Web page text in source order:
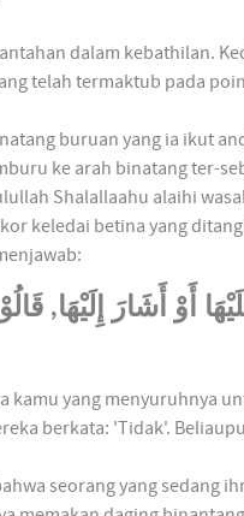
dalam kebathilan.
telah termaktub pada
buruan yang ia ikut
ke arah binatang ter-
Shalallaahu alaihi
keledai betina yang
yang menyuruhnya
berkata: 'Tidak'.
seorang yang sedang